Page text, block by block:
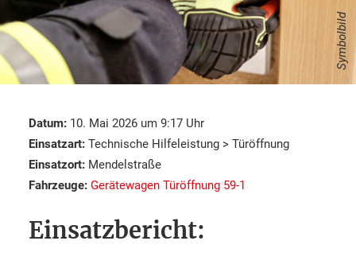
Symbolbild
Datum: 10. Mai 2026 um 9:17 Uhr
Einsatzart: Technische Hilfeleistung > Türöffnung
Einsatzort: Mendelstraße
Fahrzeuge: Gerätewagen Türöffnung 59-1
Einsatzbericht: